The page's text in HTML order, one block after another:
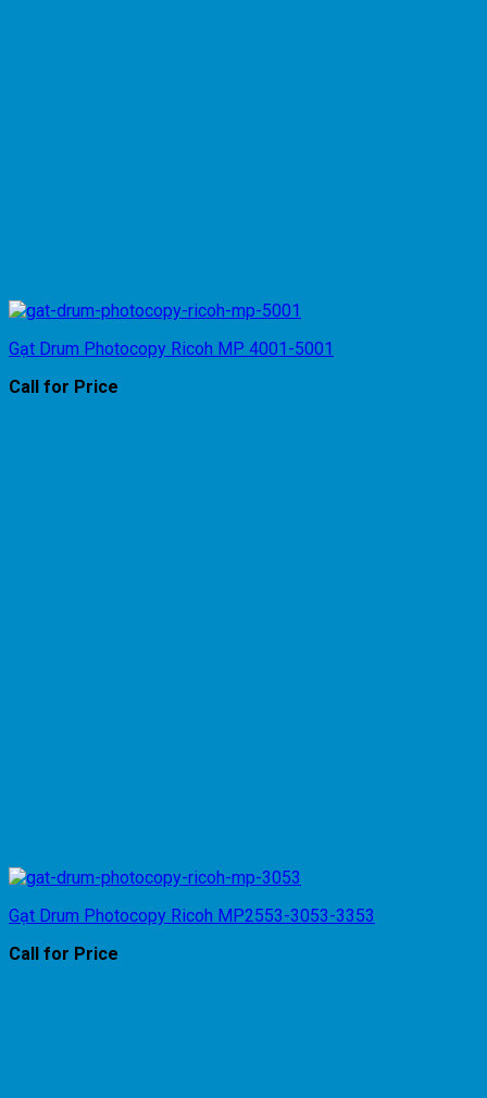
Gạt Drum Photocopy Ricoh MP 4001-5001
Call for Price
Gạt Drum Photocopy Ricoh MP2553-3053-3353
Call for Price